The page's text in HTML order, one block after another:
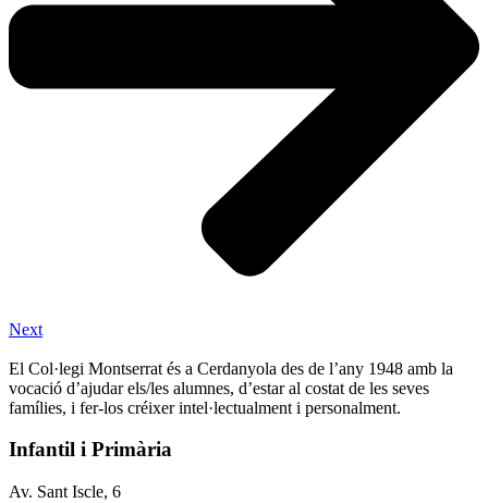
Next
El Col·legi Montserrat és a Cerdanyola des de l’any 1948 amb la
vocació d’ajudar els/les alumnes, d’estar al costat de les seves
famílies, i fer-los créixer intel·lectualment i personalment.
Infantil i Primària
Av. Sant Iscle, 6